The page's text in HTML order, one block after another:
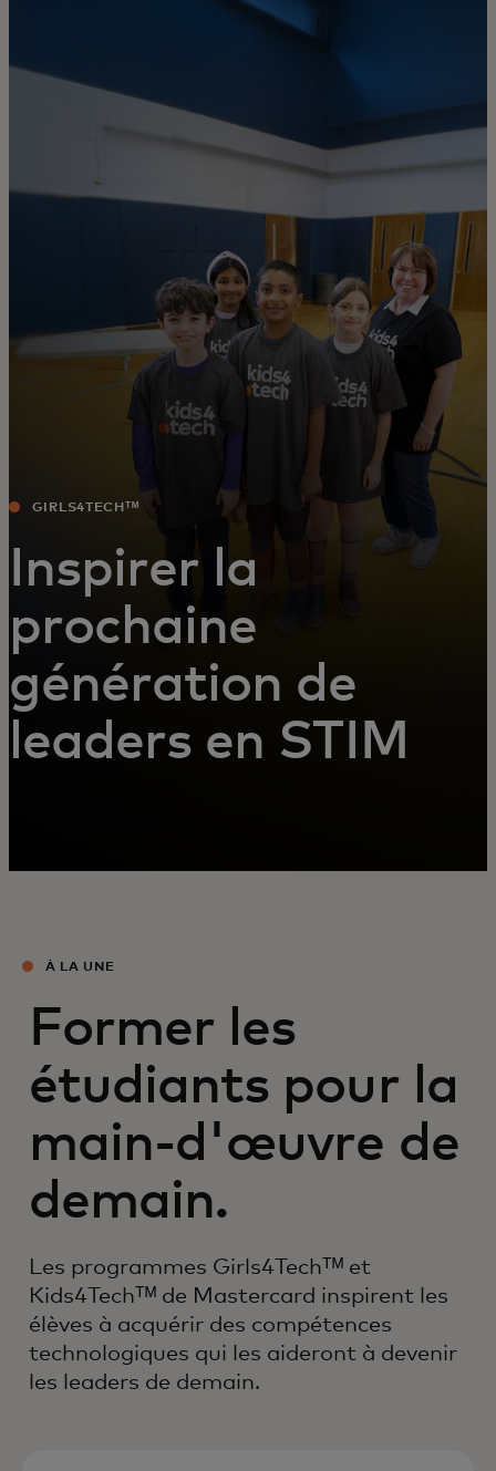
Pour les entreprises
Pour les innovateurs
Actualités et tendances
GIRLS4TECHᵀᴹ
Inspirer la
prochaine
génération de
leaders en STIM
À LA UNE
Former les
étudiants pour la
main-d'œuvre de
demain.
Les programmes Girls4Techᵀᴹ et
Kids4Techᵀᴹ de Mastercard inspirent les
élèves à acquérir des compétences
technologiques qui les aideront à devenir
les leaders de demain.